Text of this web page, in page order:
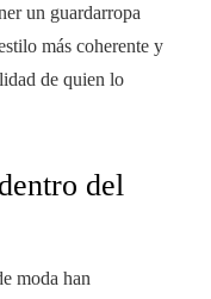
un guardarropa
más coherente y
de quien lo
del
moda han